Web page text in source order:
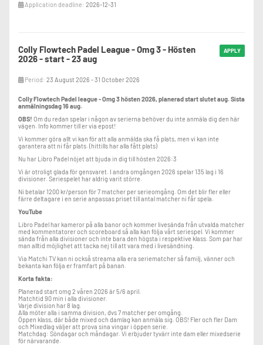
Application deadline: 2026-12-31
APPLY
Colly Flowtech Padel League - Omg 3 - Hösten
2026 - start - 23 aug
Period: 23 August 2026 - 31 October 2026
Colly Flowtech Padel league - Omg 3 hösten 2026, planerad start slutet aug. Sista
anmälningsdag 16 aug.
OBS! Om du redan spelar i någon av serierna behöver du inte anmäla dig den här
vägen. Info kommer till er via epost!
Vi kommer göra allt vi kan för att alla anmälda ska få plats, men vi kan inte
garantera att ni får plats. (hittills har alla fått plats)
Nu har Libro Padel nöjet att bjuda in dig till hösten 2026:3
Vi är otroligt glada för gensvaret. I andra omgången 2026 spelar 135 lag i 16
divisioner. Seriespelet har aldrig varit större.
Ni betalar 1200 kr/person för 7 matcher per serieomgång. Om det blir fler eller
färre deltagare i en serie anpassas priset till antal matcher ni får spela.
YouTube
Libro Padel har kameror på alla banor och kommer livesända från utvalda matcher
med kommentatorer och scoreboard så alla kan följa vårt seriespel. Vi kommer
sända från alla divisioner och inte bara den högsta i respektive klass. Som par har
man alltid möjlighet att tacka nej till att vara med i livesändning.
Via Matchi TV kan ni också streama alla era seriematcher så familj, vänner och
bekanta kan följa er framfart på banan.
Korta fakta:
Planerad start omg 2 våren 2026 är 5/6 april.
Matchtid 90 min i alla divisioner.
Varje division har 8 lag.
Alla möter alla i samma division, dvs 7 matcher per omgång.
Öppen klass, där både mixed och damlag kan anmäla sig. OBS! Fler och fler Dam
och Mixedlag väljer att prova sina vingar i öppen serie.
Matchdag: Söndagar och måndagar. Vi erbjuder tyvärr inte dam eller mixedserie
för närvarande.